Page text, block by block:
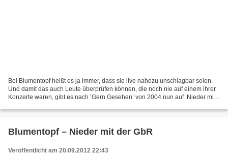
Bei Blumentopf heißt es ja immer, dass sie live nahezu unschlagbar seien.
Und damit das auch Leute überprüfen können, die noch nie auf einem ihrer
Konzerte waren, gibt es nach ’Gern Gesehen’ von 2004 nun auf ’Nieder mit
Blumentopf – Nieder mit der GbR
Veröffentlicht am 20.09.2012 22:43